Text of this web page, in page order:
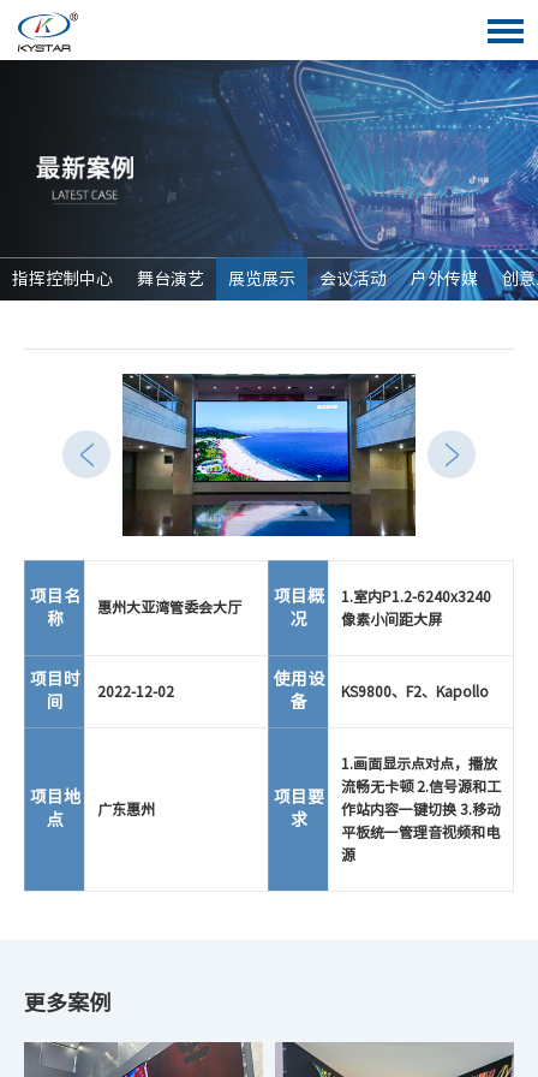
指挥控制中心 舞台演艺 展览展示 会议活动 户外传媒 创
项目名
称
惠州大亚湾管委会大厅
项目概
况
1.室内P1.2-6240x3240
像素小间距大屏
项目时
间
2022-12-02
使用设
备
KS9800、F2、Kapollo
项目地
点
广东惠州
项目要
求
1.画面显示点对点，播放
流畅无卡顿 2.信号源和工
作站内容一键切换 3.移动
平板统一管理音视频和电
源
更多案例